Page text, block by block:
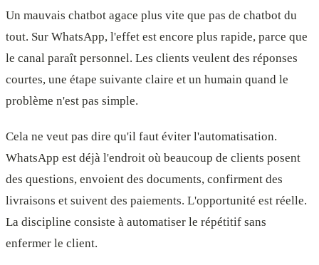
Un mauvais chatbot agace plus vite que pas de chatbot du
tout. Sur WhatsApp, l'effet est encore plus rapide, parce que
le canal paraît personnel. Les clients veulent des réponses
courtes, une étape suivante claire et un humain quand le
problème n'est pas simple.
Cela ne veut pas dire qu'il faut éviter l'automatisation.
WhatsApp est déjà l'endroit où beaucoup de clients posent
des questions, envoient des documents, confirment des
livraisons et suivent des paiements. L'opportunité est réelle.
La discipline consiste à automatiser le répétitif sans
enfermer le client.